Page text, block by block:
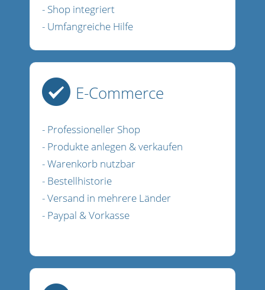
- Shop integriert
- Umfangreiche Hilfe
E-Commerce
- Professioneller Shop
- Produkte anlegen & verkaufen
- Warenkorb nutzbar
- Bestellhistorie
- Versand in mehrere Länder
- Paypal & Vorkasse